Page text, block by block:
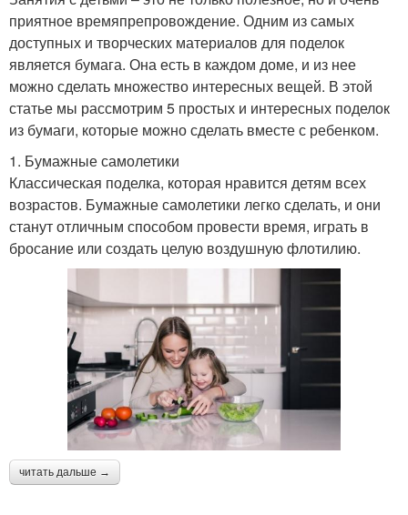
приятное времяпрепровождение. Одним из самых
доступных и творческих материалов для поделок
является бумага. Она есть в каждом доме, и из нее
можно сделать множество интересных вещей. В этой
статье мы рассмотрим 5 простых и интересных поделок
из бумаги, которые можно сделать вместе с ребенком.
1. Бумажные самолетики
Классическая поделка, которая нравится детям всех
возрастов. Бумажные самолетики легко сделать, и они
станут отличным способом провести время, играть в
бросание или создать целую воздушную флотилию.
читать дальше →